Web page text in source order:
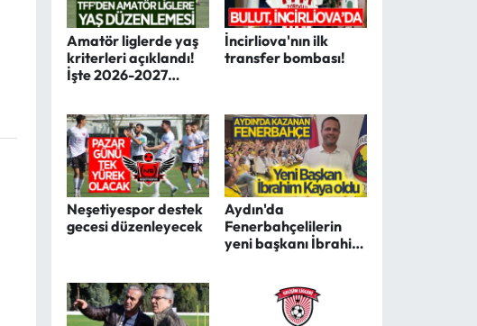
Amatör liglerde yaş
kriterleri açıklandı!
İşte 2026-2027
İncirliova'nın ilk
transfer bombası!
Neşetiyespor destek
gecesi düzenleyecek
Aydın'da
Fenerbahçelilerin
yeni başkanı İbrahim